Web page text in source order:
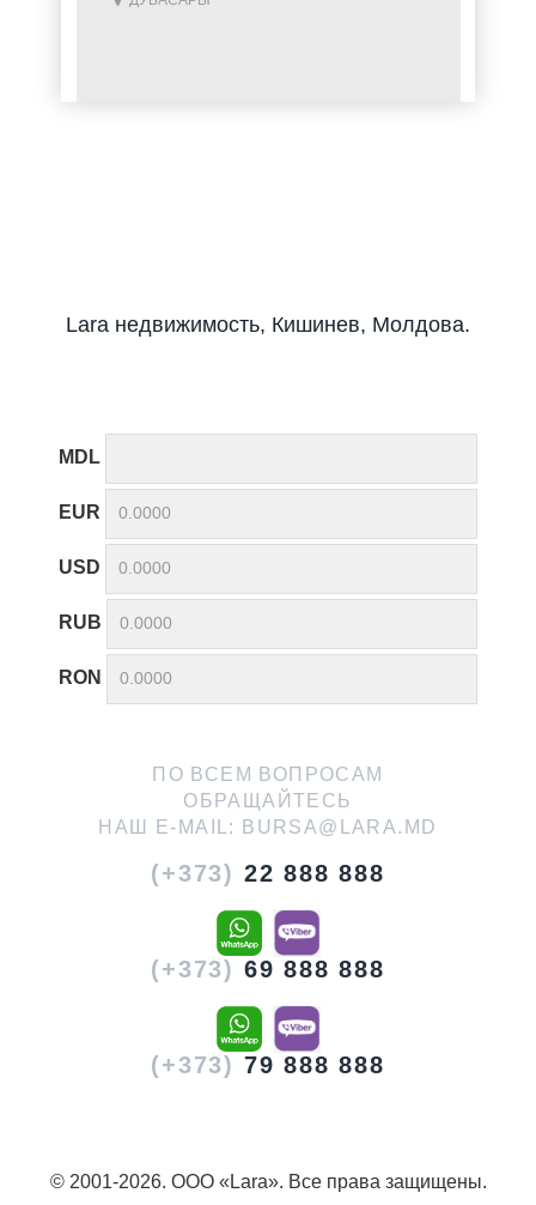
Lara недвижимость, Кишинев, Молдова.
MDL
EUR
USD
RUB
RON
ПО ВСЕМ ВОПРОСАМ
ОБРАЩАЙТЕСЬ
НАШ E-MAIL:
BURSA@LARA.MD
(+373) 22 888 888
(+373) 69 888 888
(+373) 79 888 888
© 2001-2026. ООО «Lara». Все права защищены.